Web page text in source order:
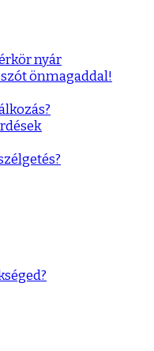
nyár
önmagaddal!